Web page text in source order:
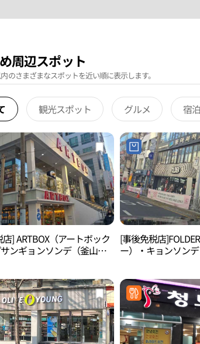
周辺スポット
のさまざまなスポットを近い順に表示します。
観光スポット グルメ 宿泊
] ARTBOX（アートボック
ンギョンソンデ（釜山慶
[事後免税店
ー）・キョンソン